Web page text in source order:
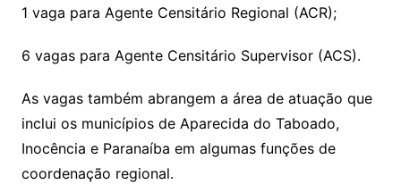
1 vaga para Agente Censitário Regional (ACR);
6 vagas para Agente Censitário Supervisor (ACS).
As vagas também abrangem a área de atuação que
inclui os municípios de Aparecida do Taboado,
Inocência e Paranaíba em algumas funções de
coordenação regional.